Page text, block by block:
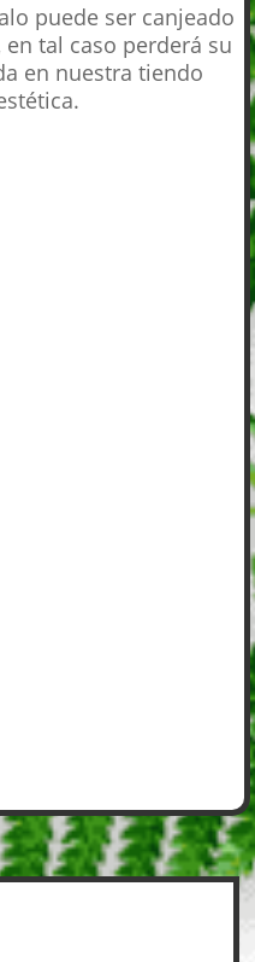
puede ser canjeado
tal caso perderá su
en nuestra tiendo